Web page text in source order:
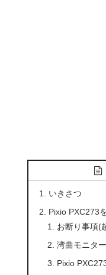
いきさつ
Pixio PXC273
お断り事項(
湾曲モニタ
Pixio